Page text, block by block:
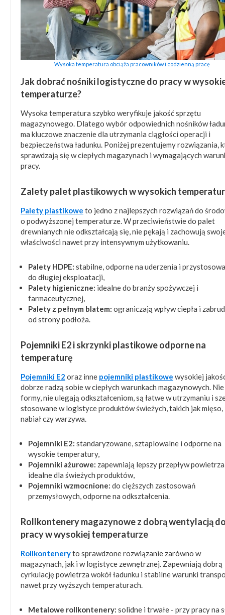
Wysoka temperatura obciąża pracowników i codzienną pracę
Jak dobrać nośniki logistyczne do pracy w
temperaturze?
Wysoka temperatura szybko weryfikuje jakość sprzętu
magazynowego. Dlatego wybór odpowiednich nośników
ma kluczowe znaczenie dla utrzymania ciągłości operacji i
bezpieczeństwa ładunku. Poniżej prezentujemy rozwiązania,
sprawdzają się w ciepłych magazynach i wymagających
pracy.
Zalety palet plastikowych w wysokich
Palety plastikowe to jedno z najlepszych rozwiązań do
o podwyższonej temperaturze. W przeciwieństwie do palet
drewnianych nie odkształcają się, nie pękają i zachowują
właściwości nawet przy intensywnym użytkowaniu.
Palety HDPE: stabilne, odporne na uderzenia i
do długiej eksploatacji,
Palety higieniczne: idealne do branży spożywczej i
farmaceutycznej,
Palety z pełnym blatem: ograniczają wpływ ciepła i
od strony podłoża.
Pojemniki E2 i skrzynki plastikowe odporne na
temperaturę
Pojemniki E2 oraz inne pojemniki plastikowe wysokiej
dobrze radzą sobie w ciepłych warunkach magazynowych.
formy, nie ulegają odkształceniom, są łatwe w utrzymaniu i
stosowane w logistyce produktów świeżych, takich jak mięso,
nabiał czy warzywa.
Pojemniki E2: standaryzowane, sztaplowalne i odporne na
wysokie temperatury,
Pojemniki ażurowe: zapewniają lepszy przepływ
idealne dla świeżych produktów,
Pojemniki wzmocnione: do cięższych zastosowań
przemysłowych, odporne na odkształcenia.
Rollkontenery magazynowe z dobrą wentylacją
pracy w wysokiej temperaturze
Rollkonteneryto sprawdzone rozwiązanie zarówno w
magazynach, jak i w logistyce zewnętrznej. Zapewniają dobrą
cyrkulację powietrza wokół ładunku i stabilne warunki
nawet przy wyższych temperaturach.
Metalowe rollkontenery: solidne i trwałe - przy pracy na